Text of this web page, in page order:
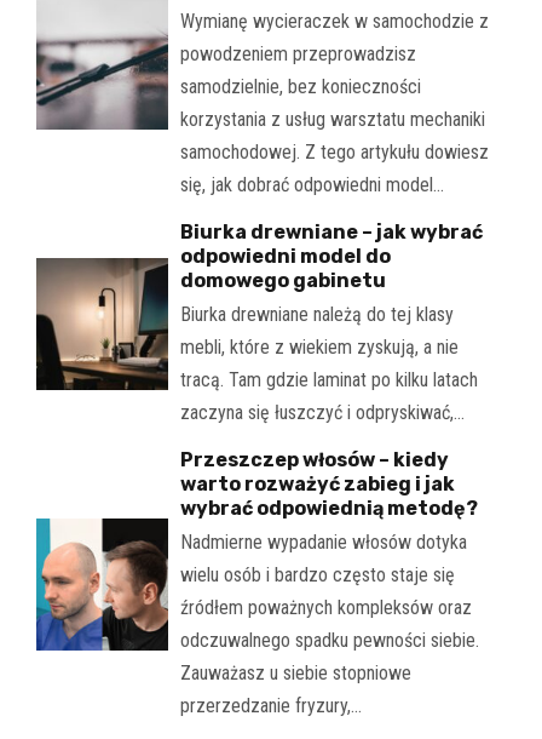
Wymianę wycieraczek w samochodzie z
powodzeniem przeprowadzisz
samodzielnie, bez konieczności
korzystania z usług warsztatu mechaniki
samochodowej. Z tego artykułu dowiesz
się, jak dobrać odpowiedni model…
Biurka drewniane – jak wybrać
odpowiedni model do
domowego gabinetu
Biurka drewniane należą do tej klasy
mebli, które z wiekiem zyskują, a nie
tracą. Tam gdzie laminat po kilku latach
zaczyna się łuszczyć i odpryskiwać,…
Przeszczep włosów – kiedy
warto rozważyć zabieg i jak
wybrać odpowiednią metodę?
Nadmierne wypadanie włosów dotyka
wielu osób i bardzo często staje się
źródłem poważnych kompleksów oraz
odczuwalnego spadku pewności siebie.
Zauważasz u siebie stopniowe
przerzedzanie fryzury,…